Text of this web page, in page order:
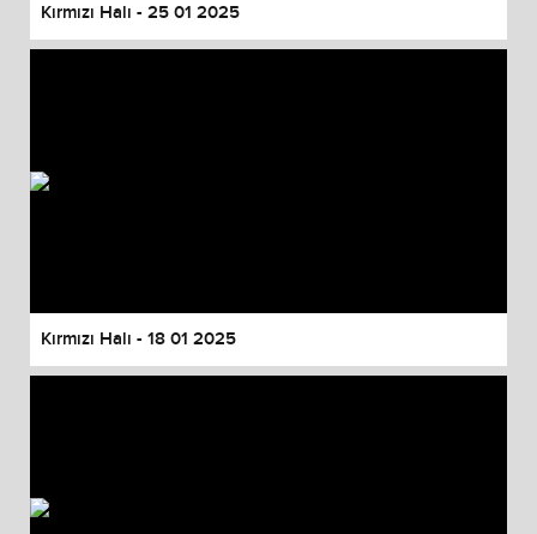
Kırmızı Halı - 25 01 2025
Kırmızı Halı - 18 01 2025